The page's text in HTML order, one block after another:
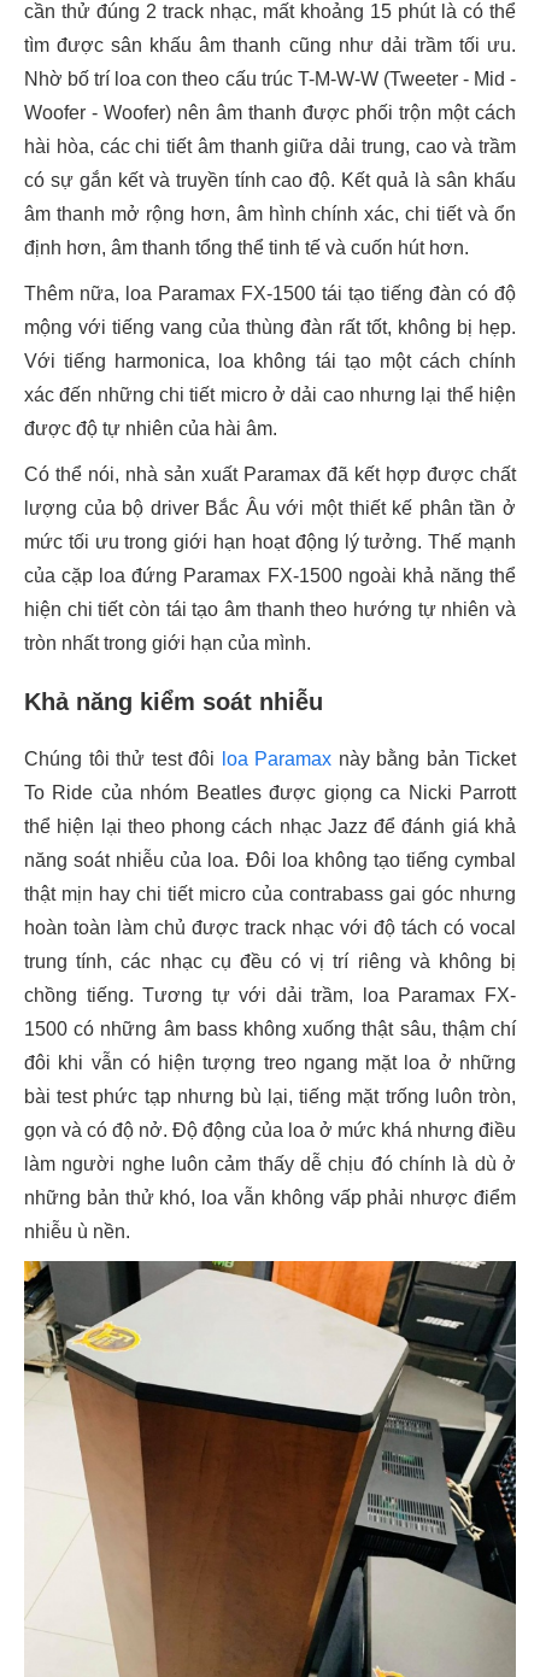
cần thử đúng 2 track nhạc, mất khoảng 15 phút là có thể
tìm được sân khấu âm thanh cũng như dải trầm tối ưu.
Nhờ bố trí loa con theo cấu trúc T-M-W-W (Tweeter - Mid -
Woofer - Woofer) nên âm thanh được phối trộn một cách
hài hòa, các chi tiết âm thanh giữa dải trung, cao và trầm
có sự gắn kết và truyền tính cao độ. Kết quả là sân khấu
âm thanh mở rộng hơn, âm hình chính xác, chi tiết và ổn
định hơn, âm thanh tổng thể tinh tế và cuốn hút hơn.
Thêm nữa, loa Paramax FX-1500 tái tạo tiếng đàn có độ
mộng với tiếng vang của thùng đàn rất tốt, không bị hẹp.
Với tiếng harmonica, loa không tái tạo một cách chính
xác đến những chi tiết micro ở dải cao nhưng lại thể hiện
được độ tự nhiên của hài âm.
Có thể nói, nhà sản xuất Paramax đã kết hợp được chất
lượng của bộ driver Bắc Âu với một thiết kế phân tần ở
mức tối ưu trong giới hạn hoạt động lý tưởng. Thế mạnh
của cặp loa đứng Paramax FX-1500 ngoài khả năng thể
hiện chi tiết còn tái tạo âm thanh theo hướng tự nhiên và
tròn nhất trong giới hạn của mình.
Khả năng kiểm soát nhiễu
Chúng tôi thử test đôi loa Paramax này bằng bản Ticket
To Ride của nhóm Beatles được giọng ca Nicki Parrott
thể hiện lại theo phong cách nhạc Jazz để đánh giá khả
năng soát nhiễu của loa. Đôi loa không tạo tiếng cymbal
thật mịn hay chi tiết micro của contrabass gai góc nhưng
hoàn toàn làm chủ được track nhạc với độ tách có vocal
trung tính, các nhạc cụ đều có vị trí riêng và không bị
chồng tiếng. Tương tự với dải trầm, loa Paramax FX-
1500 có những âm bass không xuống thật sâu, thậm chí
đôi khi vẫn có hiện tượng treo ngang mặt loa ở những
bài test phức tạp nhưng bù lại, tiếng mặt trống luôn tròn,
gọn và có độ nở. Độ động của loa ở mức khá nhưng điều
làm người nghe luôn cảm thấy dễ chịu đó chính là dù ở
những bản thử khó, loa vẫn không vấp phải nhược điểm
nhiễu ù nền.